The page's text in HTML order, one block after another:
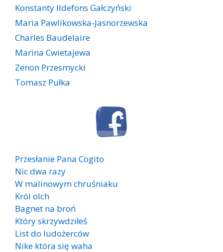
Konstanty Ildefons Gałczyński
Maria Pawlikowska-Jasnorzewska
Charles Baudelaire
Marina Cwietajewa
Zenon Przesmycki
Tomasz Pułka
Przesłanie Pana Cogito
Nic dwa razy
W malinowym chruśniaku
Król olch
Bagnet na broń
Który skrzywdziłeś
List do ludożerców
Nike która się waha